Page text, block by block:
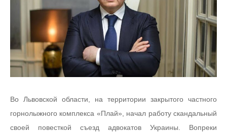
Во Львовской области, на территории закрытого частного
горнолыжного комплекса «Плай», начал работу скандальный
своей повесткой съезд адвокатов Украины. Вопреки